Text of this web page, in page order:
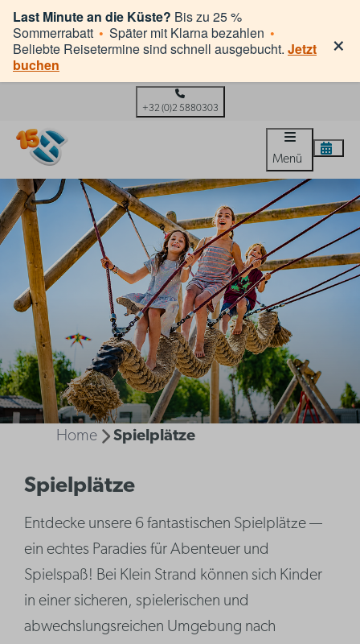
Last Minute an die Küste? Bis zu 25 %
Sommerrabatt • Später mit Klarna bezahlen •
Beliebte Reisetermine sind schnell ausgebucht. Jetzt
buchen
×
+32 (0)2 5880303
Menü
Home Spielplätze
Spielplätze
Entdecke unsere 6 fantastischen Spielplätze —
ein echtes Paradies für Abenteuer und
Spielspaß! Bei Klein Strand können sich Kinder
in einer sicheren, spielerischen und
abwechslungsreichen Umgebung nach